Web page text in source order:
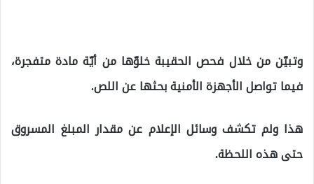
وتبيّن من خلال فحص الحقيبة خلوّها من أيّة مادة متفجرة،
فيما تواصل الأجهزة الأمنية بحثها عن اللص.
هذا ولم تكشف وسائل الإعلام عن مقدار المبلغ المسروق
حتى هذه اللحظة.